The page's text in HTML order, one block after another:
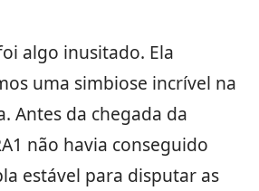
algo inusitado. Ela
uma simbiose incrível na
Antes da chegada da
não havia conseguido
estável para disputar as